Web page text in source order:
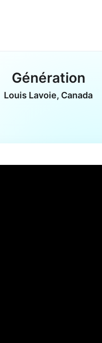
Génération
Louis Lavoie, Canada